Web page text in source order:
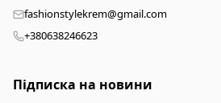
fashionstylekrem@gmail.com
+380638246623
Підписка на новини